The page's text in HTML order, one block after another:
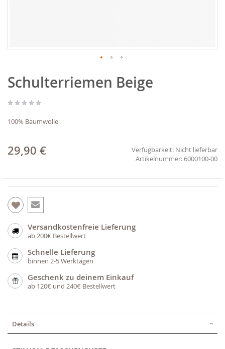
Anfang
der
springen
Schulterriemen Beige
100% Baumwolle
29,90 € Verfügbarkeit: Nicht lieferbar
6000100-00
Versandkostenfreie Lieferung
ab 200€ Bestellwert
Schnelle Lieferung
binnen 2-5 Werktagen
Geschenk zu deinem Einkauf
ab 120€ und 240€ Bestellwert
Details